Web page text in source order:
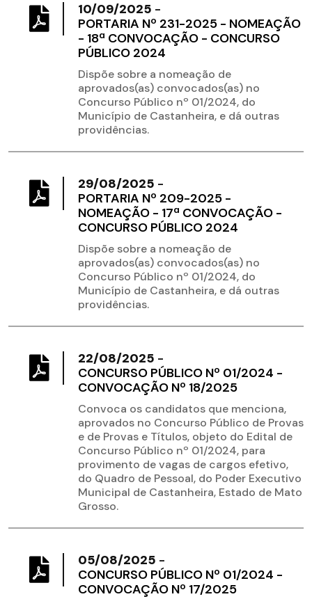
10/09/2025 -
PORTARIA Nº 231-2025 - NOMEAÇÃO
- 18ª CONVOCAÇÃO - CONCURSO
PÚBLICO 2024
Dispõe sobre a nomeação de
aprovados(as) convocados(as) no
Concurso Público nº 01/2024, do
Município de Castanheira, e dá outras
providências.
29/08/2025 -
PORTARIA Nº 209-2025 -
NOMEAÇÃO - 17ª CONVOCAÇÃO -
CONCURSO PÚBLICO 2024
Dispõe sobre a nomeação de
aprovados(as) convocados(as) no
Concurso Público nº 01/2024, do
Município de Castanheira, e dá outras
providências.
22/08/2025 -
CONCURSO PÚBLICO Nº 01/2024 -
CONVOCAÇÃO Nº 18/2025
Convoca os candidatos que menciona,
aprovados no Concurso Público de Provas
e de Provas e Títulos, objeto do Edital de
Concurso Público nº 01/2024, para
provimento de vagas de cargos efetivo,
do Quadro de Pessoal, do Poder Executivo
Municipal de Castanheira, Estado de Mato
Grosso.
05/08/2025 -
CONCURSO PÚBLICO Nº 01/2024 -
CONVOCAÇÃO Nº 17/2025